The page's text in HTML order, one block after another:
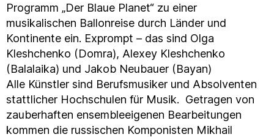
Programm „Der Blaue Planet“ zu einer
musikalischen Ballonreise durch Länder und
Kontinente ein. Exprompt – das sind Olga
Kleshchenko (Domra), Alexey Kleshchenko
(Balalaika) und Jakob Neubauer (Bayan)
Alle Künstler sind Berufsmusiker und Absolventen
stattlicher Hochschulen für Musik. Getragen von
zauberhaften ensembleeigenen Bearbeitungen
kommen die russischen Komponisten Mikhail